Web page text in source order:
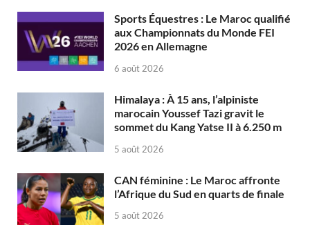
Sports Équestres : Le Maroc qualifié
aux Championnats du Monde FEI
2026 en Allemagne
6 août 2026
Himalaya : À 15 ans, l’alpiniste
marocain Youssef Tazi gravit le
sommet du Kang Yatse II à 6.250 m
5 août 2026
CAN féminine : Le Maroc affronte
l’Afrique du Sud en quarts de finale
5 août 2026